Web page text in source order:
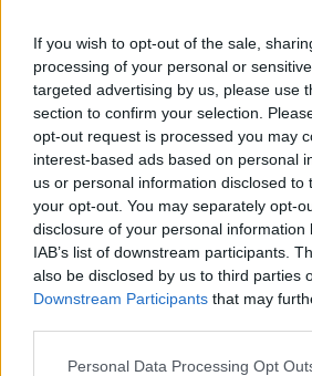
If you wish to opt-out of the sale,
processing of your personal or
targeted advertising by us, please use
section to confirm your selection.
opt-out request is processed you may
interest-based ads based on personal
us or personal information disclosed to
your opt-out. You may separately opt-
disclosure of your personal information
IAB’s list of downstream participants.
also be disclosed by us to third parties
Downstream Participants that may
Personal Data Processing Opt
rejoindre Saint-Jean-d'Ardières, ne
(pour les voitures) qui fait passer par la
circulation, mais au carrefour en croix
la flèche de l'itinéraire cyclo passant
Repères visuels